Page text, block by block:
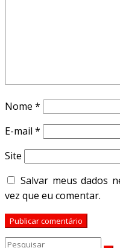
Nome *
E-mail *
Site
Salvar meus dados
vez que eu comentar.